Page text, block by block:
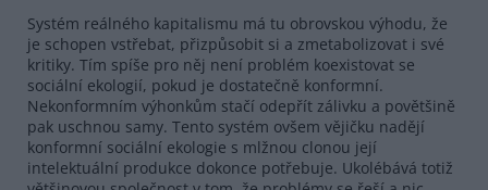
Systém reálného kapitalismu má tu obrovskou výhodu, že
je schopen vstřebat, přizpůsobit si a zmetabolizovat i své
kritiky. Tím spíše pro něj není problém koexistovat se
sociální ekologií, pokud je dostatečně konformní.
Nekonformním výhonkům stačí odepřít zálivku a povětšině
pak uschnou samy. Tento systém ovšem vějičku nadějí
konformní sociální ekologie s mlžnou clonou její
intelektuální produkce dokonce potřebuje. Ukolébává totiž